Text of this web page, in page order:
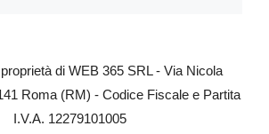
di WEB 365 SRL - Via Nicola
Roma (RM) - Codice Fiscale e Partita
I.V.A. 12279101005